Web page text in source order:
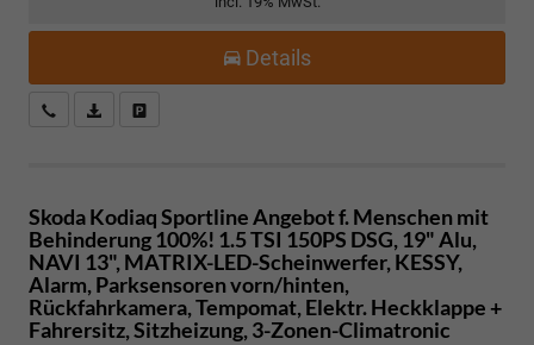
Details
Kostenloser Rückruf-Service
PDF-Datei, Fahrzeugexposé drucken
Skoda KodiaqSportline Angebot f. Menschen mit
Behinderung 100%! 1.5 TSI 150PS DSG, 19" Alu,
NAVI 13", MATRIX-LED-Scheinwerfer, KESSY,
Alarm, Parksensoren vorn/hinten,
Rückfahrkamera, Tempomat, Elektr. Heckklappe +
Fahrersitz, Sitzheizung, 3-Zonen-Climatronic